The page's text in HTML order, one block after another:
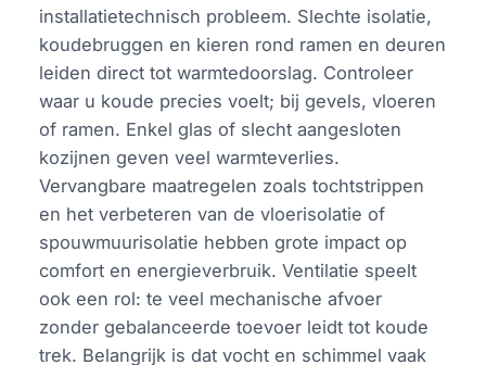
installatietechnisch probleem. Slechte isolatie,
koudebruggen en kieren rond ramen en deuren
leiden direct tot warmtedoorslag. Controleer
waar u koude precies voelt; bij gevels, vloeren
of ramen. Enkel glas of slecht aangesloten
kozijnen geven veel warmteverlies.
Vervangbare maatregelen zoals tochtstrippen
en het verbeteren van de vloerisolatie of
spouwmuurisolatie hebben grote impact op
comfort en energieverbruik. Ventilatie speelt
ook een rol: te veel mechanische afvoer
zonder gebalanceerde toevoer leidt tot koude
trek. Belangrijk is dat vocht en schimmel vaak